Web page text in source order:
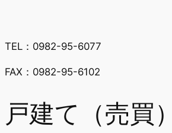
TEL：0982-95-6077
FAX：0982-95-6102
戸建て（売買）